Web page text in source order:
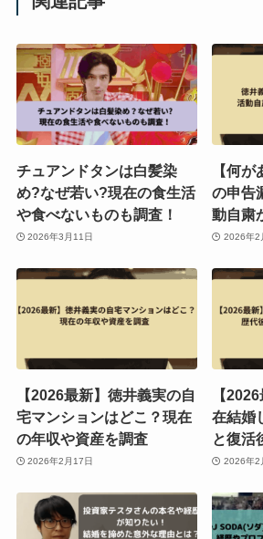
チュアンドタンは白髪染
め?なぜ若い?現在の食生活
や食べないものも調査！
2026年3月11日
【何
の申告
動自粛
2026年2
【2026最新】徳井義実の自
宅マンションはどこ？現在
の年収や資産を調査
2026年2月17日
【
在結婚
と復活
2026年2